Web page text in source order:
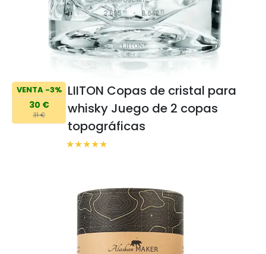
VENTA -3%
30 €
31 €
LIITON Copas de cristal para
whisky Juego de 2 copas
topográficas